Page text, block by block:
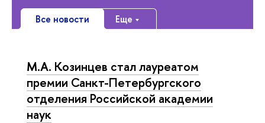
Все новости Еще
М.А. Козинцев стал лауреатом
премии Санкт-Петербургского
отделения Российской академии
наук